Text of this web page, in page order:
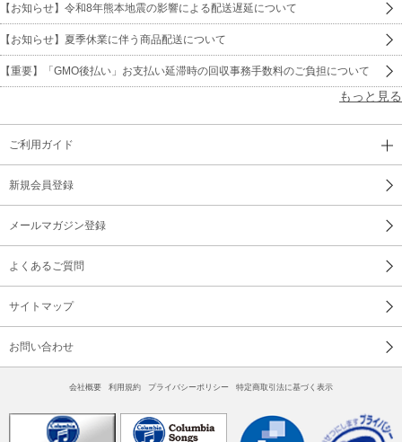
【お知らせ】令和8年熊本地震の影響による配送遅延について
【お知らせ】夏季休業に伴う商品配送について
【重要】「GMO後払い」お支払い延滞時の回収事務手数料のご負担について
もっと見る
ご利用ガイド
新規会員登録
メールマガジン登録
よくあるご質問
サイトマップ
お問い合わせ
会社概要 利用規約 プライバシーポリシー 特定商取引法に基づく表示